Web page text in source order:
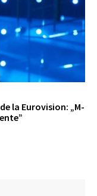
la Eurovision: „M-